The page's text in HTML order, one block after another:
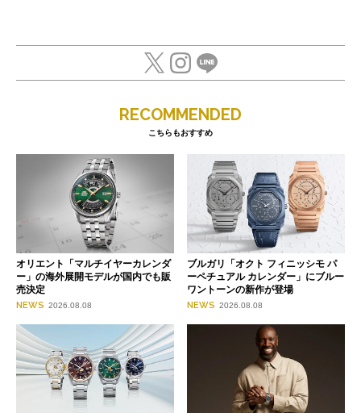
RECOMMENDED
こちらもおすすめ
オリエント「マルチイヤーカレンダ
ー」の海外展開モデルが国内でも販
売決定
NEWS 2026.08.08
ブルガリ「オクト フィニッシモ パ
ーペチュアル カレンダー」にブルー
ワントーンの新作が登場
NEWS 2026.08.08